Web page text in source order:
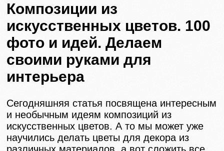
Композиции из
искусственных цветов. 100
фото и идей. Делаем
своими руками для
интерьера
Сегодняшняя статья посвящена интересным
и необычным идеям композиций из
искусственных цветов. А то мы может уже
научились делать цветы для декора из